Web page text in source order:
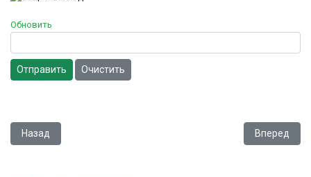
Обновить
Отправить Очистить
Предыдущий: Dragon - The Bruce Lee Story
Назад Вперед